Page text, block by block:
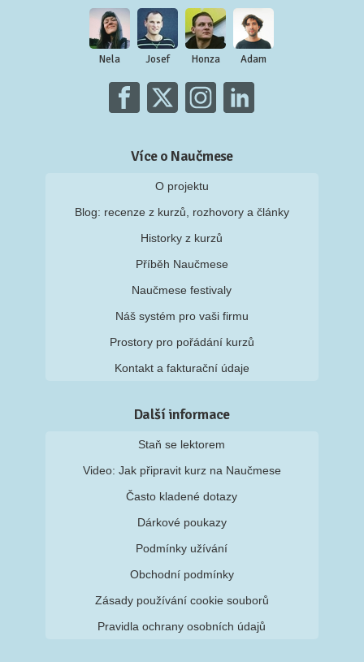
Nela Josef Honza Adam
Více o Naučmese
O projektu
Blog: recenze z kurzů, rozhovory a články
Historky z kurzů
Příběh Naučmese
Naučmese festivaly
Náš systém pro vaši firmu
Prostory pro pořádání kurzů
Kontakt a fakturační údaje
Další informace
Staň se lektorem
Video: Jak připravit kurz na Naučmese
Často kladené dotazy
Dárkové poukazy
Podmínky užívání
Obchodní podmínky
Zásady používání cookie souborů
Pravidla ochrany osobních údajů